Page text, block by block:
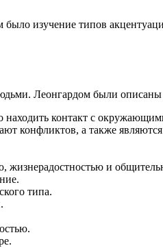
изучение типов
Леонгардом были
находить контакт с
конфликтов, а также
жизнерадостностью и
типа.